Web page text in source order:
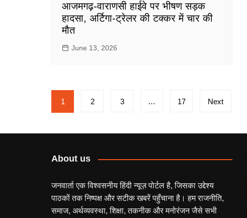
आजमगढ़-वाराणसी हाईवे पर भीषण सड़क
हादसा, अर्टिगा-ट्रेलर की टक्कर में चार की
मौत
June 13, 2026
Posts
pagination
1 2 3 … 17 Next
About us
जनवार्ता एक विश्वसनीय हिंदी न्यूज़ पोर्टल है, जिसका उद्देश्य
पाठकों तक निष्पक्ष और सटीक खबरें पहुँचाना है। हम राजनीति,
समाज, अर्थव्यवस्था, शिक्षा, तकनीक और मनोरंजन जैसे सभी